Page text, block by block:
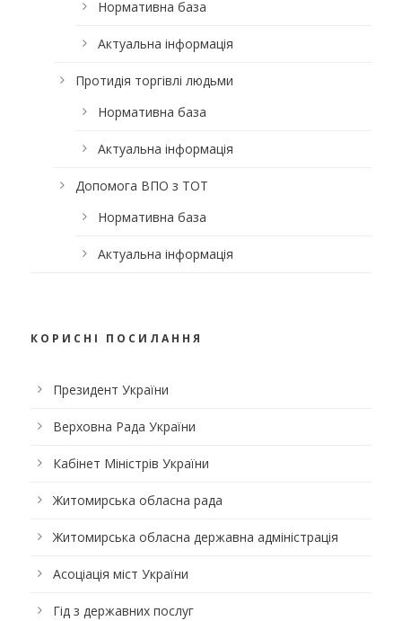
Нормативна база
Актуальна інформація
Протидія торгівлі людьми
Нормативна база
Актуальна інформація
Допомога ВПО з ТОТ
Нормативна база
Актуальна інформація
КОРИСНІ ПОСИЛАННЯ
Президент України
Верховна Рада України
Кабінет Міністрів України
Житомирська обласна рада
Житомирська обласна державна адміністрація
Асоціація міст України
Гід з державних послуг